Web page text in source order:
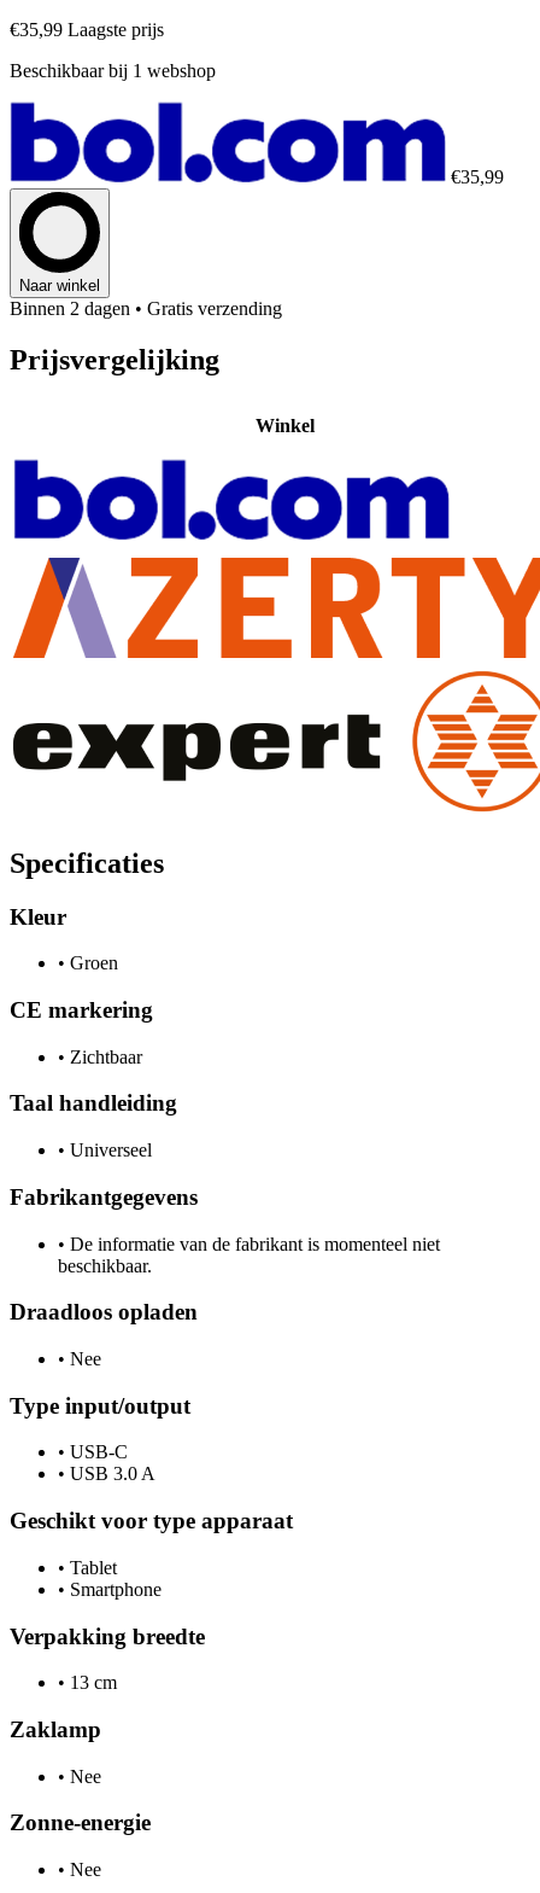
€35,99 Laagste prijs
Beschikbaar bij 1 webshop
€35,99
Naar winkel
Binnen 2 dagen • Gratis verzending
Prijsvergelijking
Winkel
Specificaties
Kleur
• Groen
CE markering
• Zichtbaar
Taal handleiding
• Universeel
Fabrikantgegevens
• De informatie van de fabrikant is momenteel niet
beschikbaar.
Draadloos opladen
• Nee
Type input/output
• USB-C
• USB 3.0 A
Geschikt voor type apparaat
• Tablet
• Smartphone
Verpakking breedte
• 13 cm
Zaklamp
• Nee
Zonne-energie
• Nee